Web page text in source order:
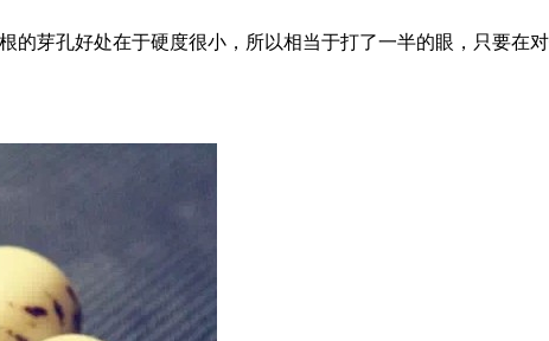
芽孔好处在于硬度很小，所以相当于打了一半的眼，只要在对